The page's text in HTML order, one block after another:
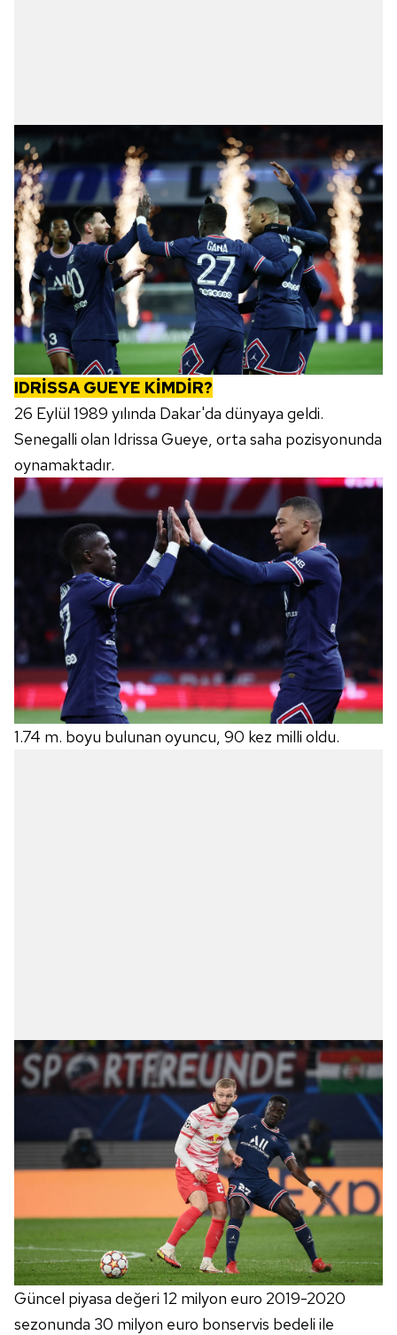
IDRİSSA GUEYE KİMDİR?
26 Eylül 1989 yılında Dakar'da dünyaya geldi.
Senegalli olan Idrissa Gueye, orta saha pozisyonunda
oynamaktadır.
1.74 m. boyu bulunan oyuncu, 90 kez milli oldu.
Güncel piyasa değeri 12 milyon euro 2019-2020
sezonunda 30 milyon euro bonservis bedeli ile